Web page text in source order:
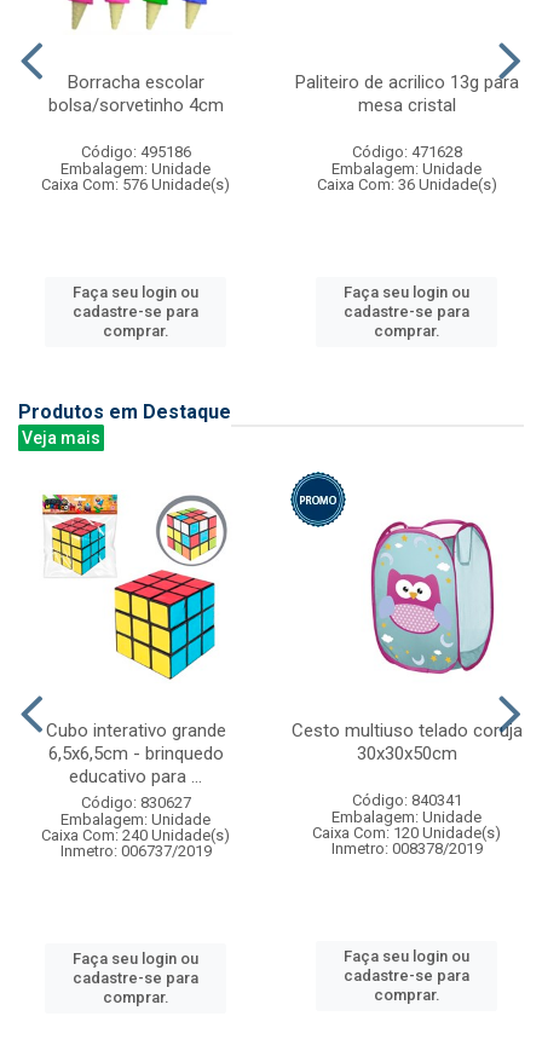
Borracha escolar
bolsa/sorvetinho 4cm
Código: 495186
Embalagem: Unidade
Caixa Com: 576 Unidade(s)
Faça seu login ou
cadastre-se para
comprar.
Paliteiro de acrilico 13g para
mesa cristal
Código: 471628
Embalagem: Unidade
Caixa Com: 36 Unidade(s)
Faça seu login ou
cadastre-se para
comprar.
Produtos em Destaque
Veja mais
Cubo interativo grande
6,5x6,5cm - brinquedo
educativo para ...
Código: 830627
Embalagem: Unidade
Caixa Com: 240 Unidade(s)
Inmetro: 006737/2019
Faça seu login ou
cadastre-se para
comprar.
Cesto multiuso telado coruja
30x30x50cm
Código: 840341
Embalagem: Unidade
Caixa Com: 120 Unidade(s)
Inmetro: 008378/2019
Faça seu login ou
cadastre-se para
comprar.